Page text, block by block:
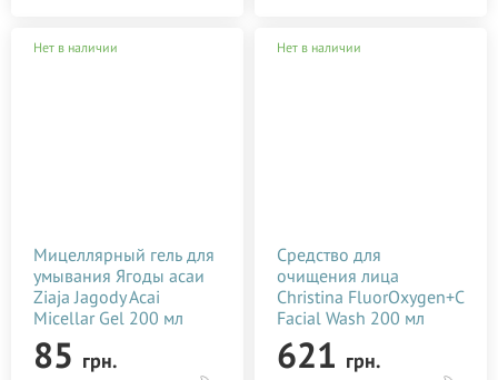
Нет в наличии
Мицеллярный гель для
умывания Ягоды асаи
Ziaja Jagody Acai
Micellar Gel 200 мл
85 грн.
Нет в наличии
Средство для
очищения лица
Christina FluorOxygen+C
Facial Wash 200 мл
621 грн.